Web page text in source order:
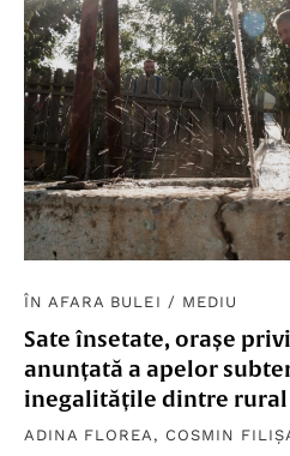
ÎN AFARA BULEI / MEDIU
Sate însetate, orașe
anunțată a apelor
inegalitățile dintre rural
ADINA FLOREA , COSMIN